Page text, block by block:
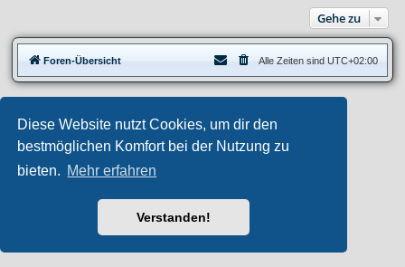
Diese Website nutzt Cookies, um dir den
bestmöglichen Komfort bei der Nutzung zu
bieten. Mehr erfahren
Verstanden!
Gehe zu
Foren-Übersicht Alle Zeiten sind UTC+02:00
Aero style developed for phpBB
Powered by
phpBB ® Forum Software © phpBB Limited
phpBB.de
Datenschutz